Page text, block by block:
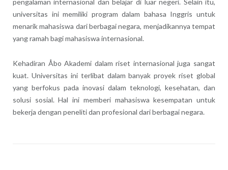
pengalaman internasional dan belajar di luar negeri. Selain itu,
universitas ini memiliki program dalam bahasa Inggris untuk
menarik mahasiswa dari berbagai negara, menjadikannya tempat
yang ramah bagi mahasiswa internasional.
Kehadiran Åbo Akademi dalam riset internasional juga sangat
kuat. Universitas ini terlibat dalam banyak proyek riset global
yang berfokus pada inovasi dalam teknologi, kesehatan, dan
solusi sosial. Hal ini memberi mahasiswa kesempatan untuk
bekerja dengan peneliti dan profesional dari berbagai negara.